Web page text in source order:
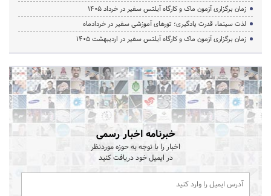
زمان برگزاری آزمون ماک و کارگاه آیلتس سفیر در خرداد 1405
لذت سینما، قدرت یادگیری؛ تورهای آموزشی سفیر در خردادماه
زمان برگزاری آزمون ماک و کارگاه آیلتس سفیر در اردیبهشت 1405
خبرنامه اخبار رسمی
اخبار را با توجه به حوزه موردنظر
در ایمیل خود دریافت کنید